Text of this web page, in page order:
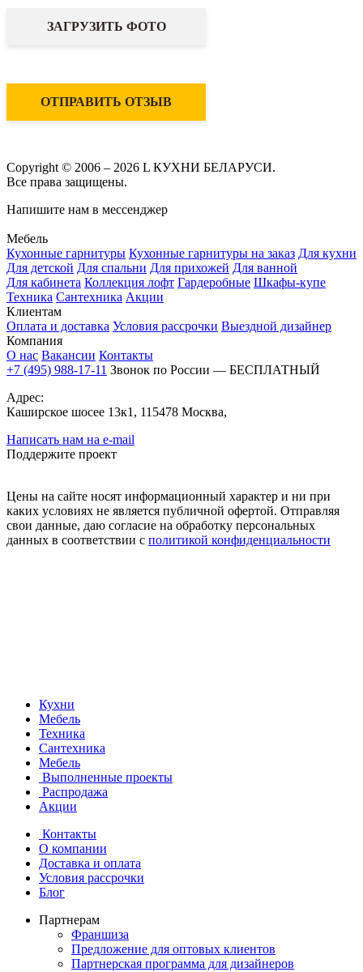
ЗАГРУЗИТЬ ФОТО
ОТПРАВИТЬ ОТЗЫВ
Copyright © 2006 – 2026 L КУХНИ БЕЛАРУСИ.
Все права защищены.
Напишите нам в мессенджер
Мебель
Кухонные гарнитуры Кухонные гарнитуры на заказ Для кухни
Для детской Для спальни Для прихожей Для ванной
Для кабинета Коллекция лофт Гардеробные Шкафы-купе
Техника Сантехника Акции
Клиентам
Оплата и доставка Условия рассрочки Выездной дизайнер
Компания
О нас Вакансии Контакты
+7 (495) 988-17-11 Звонок по России — БЕСПЛАТНЫЙ
Адрес:
Каширское шосее 13к1, 115478 Москва,
Написать нам на e-mail
Поддержите проект
Цены на сайте носят информационный характер и ни при
каких условиях не является публичной офертой. Отправляя
свои данные, даю согласие на обработку персональных
данных в соответствии с политикой конфиденциальности
Кухни
Мебель
Техника
Сантехника
Мебель
Выполненные проекты
Распродажа
Акции
Контакты
О компании
Доставка и оплата
Условия рассрочки
Блог
Партнерам
Франшиза
Предложение для оптовых клиентов
Партнерская программа для дизайнеров